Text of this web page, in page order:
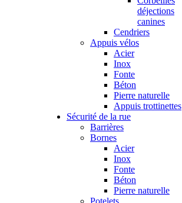
déjections
canines
Cendriers
Appuis vélos
Acier
Inox
Fonte
Béton
Pierre naturelle
Appuis trottinettes
Sécurité de la rue
Barrières
Bornes
Acier
Inox
Fonte
Béton
Pierre naturelle
Potelets